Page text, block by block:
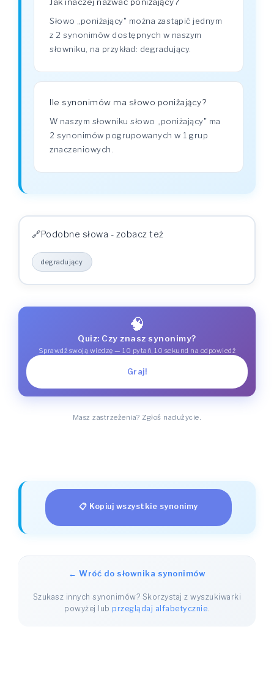
Słowo „poniżający" można zastąpić jednym
z 2 synonimów dostępnych w naszym
słowniku, na przykład: degradujący.
Ile synonimów ma słowo poniżający?
W naszym słowniku słowo „poniżający" ma
2 synonimów pogrupowanych w 1 grup
znaczeniowych.
Podobne słowa - zobacz też
degradujący
🧠
Quiz: Czy znasz synonimy?
Sprawdź swoją wiedzę — 10 pytań, 10 sekund na odpowiedź
Graj!
Masz zastrzeżenia? Zgłoś nadużycie.
📋 Kopiuj wszystkie synonimy
← Wróć do słownika synonimów
Szukasz innych synonimów? Skorzystaj z wyszukiwarki
powyżej lubprzeglądaj alfabetycznie